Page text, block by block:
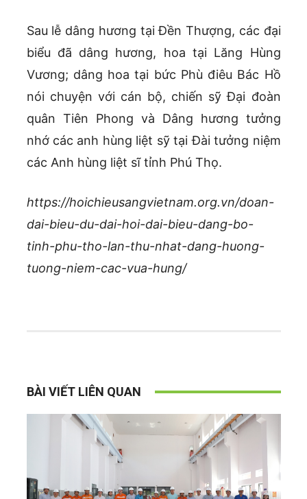
Sau lễ dâng hương tại Đền Thượng, các đại
biểu đã dâng hương, hoa tại Lăng Hùng
Vương; dâng hoa tại bức Phù điêu Bác Hồ
nói chuyện với cán bộ, chiến sỹ Đại đoàn
quân Tiên Phong và Dâng hương tưởng
nhớ các anh hùng liệt sỹ tại Đài tưởng niệm
các Anh hùng liệt sĩ tỉnh Phú Thọ.
https://hoichieusangvietnam.org.vn/doan-
dai-bieu-du-dai-hoi-dai-bieu-dang-bo-
tinh-phu-tho-lan-thu-nhat-dang-huong-
tuong-niem-cac-vua-hung/
BÀI VIẾT LIÊN QUAN